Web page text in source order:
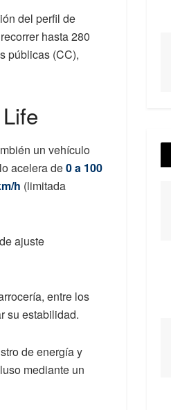
del perfil de
hasta 280
públicas (CC),
un vehículo
acelera de0 a 100
h (limitada
ajuste
entre los
su estabilidad.
de energía y
mediante un